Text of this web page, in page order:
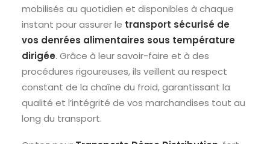
mobilisés au quotidien et disponibles à chaque
instant pour assurer le transport sécurisé de
vos denrées alimentaires sous température
dirigée. Grâce à leur savoir-faire et à des
procédures rigoureuses, ils veillent au respect
constant de la chaîne du froid, garantissant la
qualité et l’intégrité de vos marchandises tout au
long du transport.